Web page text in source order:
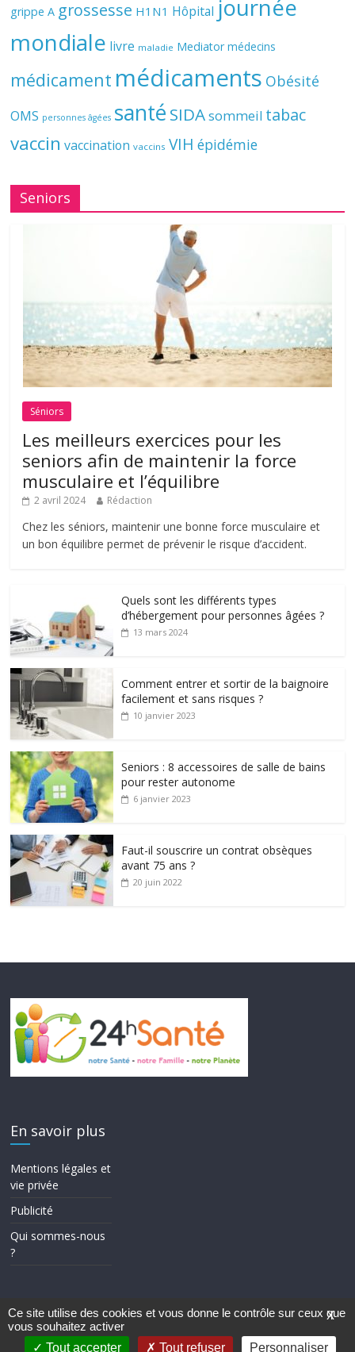
grippe A grossesse H1N1 Hôpital journée
mondiale livre maladie Mediator médecins
médicament médicaments Obésité
OMS personnes âgées santé SIDAsommeil tabac
vaccin vaccination vaccins VIH épidémie
Seniors
Séniors
Les meilleurs exercices pour les
seniors afin de maintenir la force
musculaire et l’équilibre
2 avril 2024 Rédaction
Chez les séniors, maintenir une bonne force musculaire et
un bon équilibre permet de prévenir le risque d’accident.
Quels sont les différents types
d’hébergement pour personnes âgées ?
13 mars 2024
Comment entrer et sortir de la baignoire
facilement et sans risques ?
10 janvier 2023
Seniors : 8 accessoires de salle de bains
pour rester autonome
6 janvier 2023
Faut-il souscrire un contrat obsèques
avant 75 ans ?
20 juin 2022
En savoir plus
Mentions légales et
vie privée
Publicité
Qui sommes-nous
?
Copyright © 2026
Theme ColorMag par
ThemeGrill.. Propulsé parWordPress.
X
Ce site utilise des cookies et vous donne le contrôle sur ceux que
vous souhaitez activer
Tout accepter
Tout refuser Personnaliser